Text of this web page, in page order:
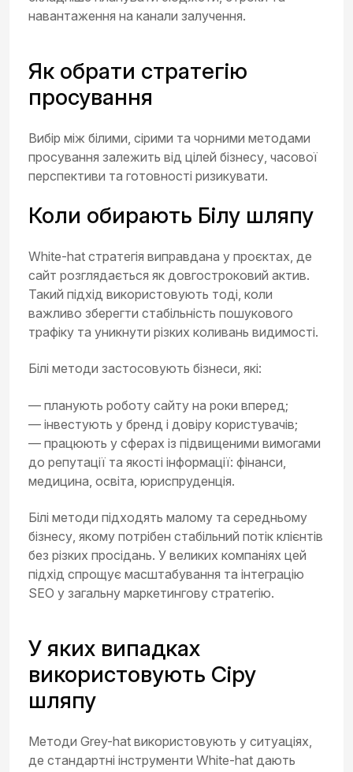
навантаження на канали залучення.
Як обрати стратегію
просування
Вибір між білими, сірими та чорними методами
просування залежить від цілей бізнесу, часової
перспективи та готовності ризикувати.
Коли обирають Білу шляпу
White-hat стратегія виправдана у проєктах, де
сайт розглядається як довгостроковий актив.
Такий підхід використовують тоді, коли
важливо зберегти стабільність пошукового
трафіку та уникнути різких коливань видимості.
Білі методи застосовують бізнеси, які:
— планують роботу сайту на роки вперед;
— інвестують у бренд і довіру користувачів;
— працюють у сферах із підвищеними вимогами
до репутації та якості інформації: фінанси,
медицина, освіта, юриспруденція.
Білі методи підходять малому та середньому
бізнесу, якому потрібен стабільний потік клієнтів
без різких просідань. У великих компаніях цей
підхід спрощує масштабування та інтеграцію
SEO у загальну маркетингову стратегію.
У яких випадках
використовують Сіру
шляпу
Методи Grey-hat використовують у ситуаціях,
де стандартні інструменти White-hat дають